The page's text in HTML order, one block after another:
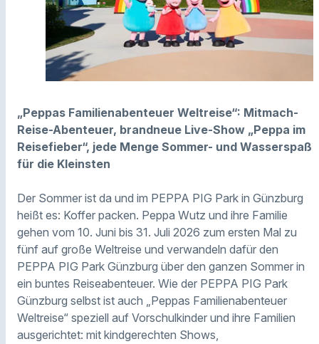
„Peppas Familienabenteuer Weltreise“: Mitmach-
Reise-Abenteuer, brandneue Live-Show „Peppa im
Reisefieber“, jede Menge Sommer- und Wasserspaß
für die Kleinsten
Der Sommer ist da und im PEPPA PIG Park in Günzburg
heißt es: Koffer packen. Peppa Wutz und ihre Familie
gehen vom 10. Juni bis 31. Juli 2026 zum ersten Mal zu
fünf auf große Weltreise und verwandeln dafür den
PEPPA PIG Park Günzburg über den ganzen Sommer in
ein buntes Reiseabenteuer. Wie der PEPPA PIG Park
Günzburg selbst ist auch „Peppas Familienabenteuer
Weltreise“ speziell auf Vorschulkinder und ihre Familien
ausgerichtet: mit kindgerechten Shows,